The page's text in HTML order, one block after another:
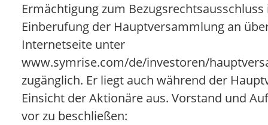
Ermächtigung zum
Einberufung der Hauptversammlung an
Internetseite unter
www.symrise.com/de/investoren/
zugänglich. Er liegt auch während der
Einsicht der Aktionäre aus. Vorstand und
vor zu beschließen: